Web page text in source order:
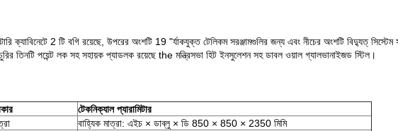
ক্যাবিনেটে 2 টি বগি রয়েছে, উপরের অংশটি 19 "র্যাকযুক্ত টেলিকম সরঞ্জামগুলির জন্য এবং নীচের অংশটি বিদ্যুত্ সিস্টেম
তিনটি পয়েন্ট লক সহ সহায়ক প্যাডলক রয়েছে the মন্ত্রিসভা হিট ইনসুলেশন সহ ডাবল ওয়াল গ্যালভানাইজড স্টিল।
টেকনিক্যাল প্যারামিটার
বাহ্যিক মাত্রা: এইচ × ডাব্লু × ডি 850 × 850 × 2350 মিমি